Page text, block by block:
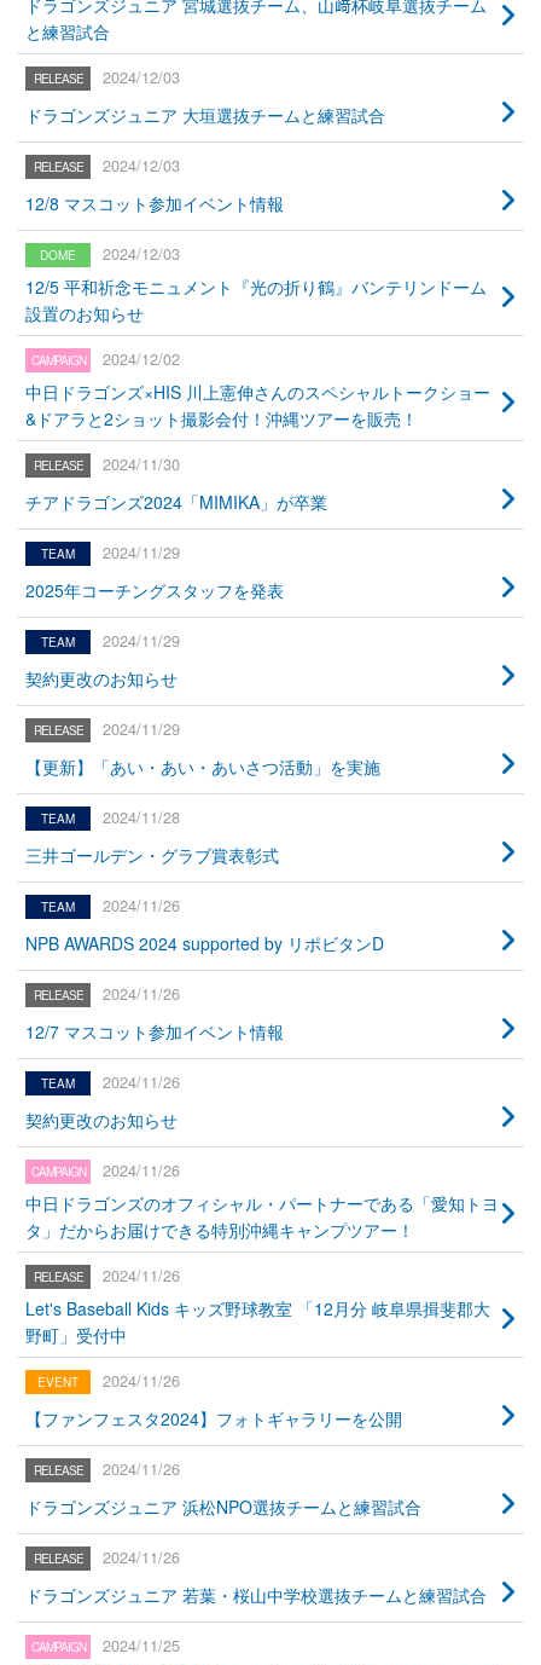
ドラゴンズジュニア 宮城選抜チーム、山﨑杯岐阜選抜チーム
と練習試合
2024/12/03
ドラゴンズジュニア 大垣選抜チームと練習試合
2024/12/03
12/8 マスコット参加イベント情報
2024/12/03
12/5 平和祈念モニュメント『光の折り鶴』バンテリンドーム
設置のお知らせ
2024/12/02
中日ドラゴンズ×HIS 川上憲伸さんのスペシャルトークショー
&ドアラと2ショット撮影会付！沖縄ツアーを販売！
2024/11/30
チアドラゴンズ2024「MIMIKA」が卒業
2024/11/29
2025年コーチングスタッフを発表
2024/11/29
契約更改のお知らせ
2024/11/29
【更新】「あい・あい・あいさつ活動」を実施
2024/11/28
三井ゴールデン・グラブ賞表彰式
2024/11/26
NPB AWARDS 2024 supported by リポビタンD
2024/11/26
12/7 マスコット参加イベント情報
2024/11/26
契約更改のお知らせ
2024/11/26
中日ドラゴンズのオフィシャル・パートナーである「愛知トヨ
タ」だからお届けできる特別沖縄キャンプツアー！
2024/11/26
Let's Baseball Kids キッズ野球教室 「12月分 岐阜県揖斐郡大
野町」受付中
2024/11/26
【ファンフェスタ2024】フォトギャラリーを公開
2024/11/26
ドラゴンズジュニア 浜松NPO選抜チームと練習試合
2024/11/26
ドラゴンズジュニア 若葉・桜山中学校選抜チームと練習試合
2024/11/25